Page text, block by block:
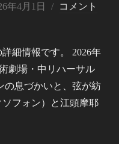
年4月1日
コメント
細情報です。 2026年
劇場・中リハーサル
の息づかいと、弦が紡
フォン）と江頭摩耶